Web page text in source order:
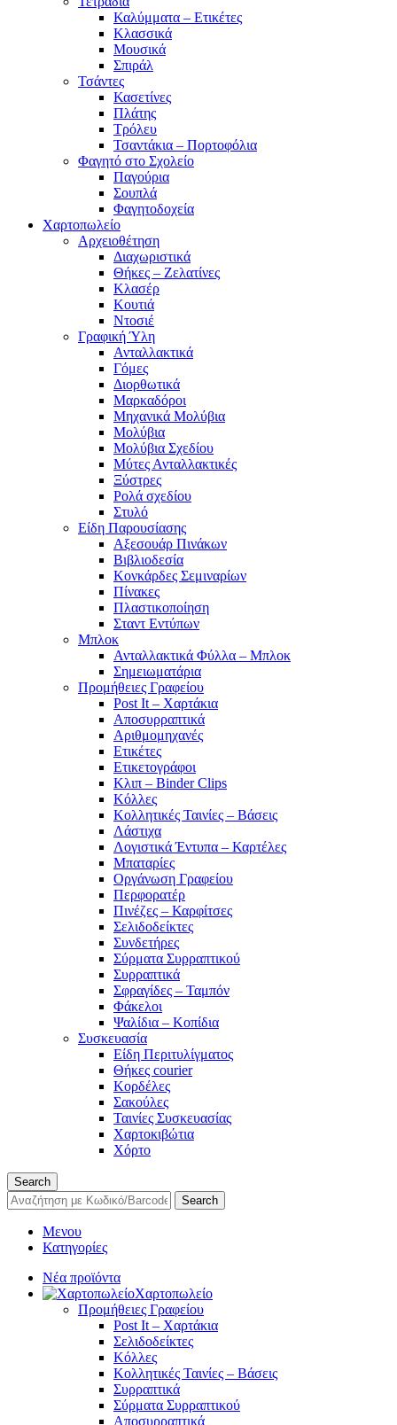
Καλύμματα – Ετικέτες
Κλασσικά
Μουσικά
Σπιράλ
Τσάντες
Κασετίνες
Πλάτης
Τρόλευ
Τσαντάκια – Πορτοφόλια
Φαγητό στο Σχολείο
Παγούρια
Σουπλά
Φαγητοδοχεία
Χαρτοπωλείο
Αρχειοθέτηση
Διαχωριστικά
Θήκες – Ζελατίνες
Κλασέρ
Κουτιά
Ντοσιέ
Γραφική Ύλη
Ανταλλακτικά
Γόμες
Διορθωτικά
Μαρκαδόροι
Μηχανικά Μολύβια
Μολύβια
Μολύβια Σχεδίου
Μύτες Ανταλλακτικές
Ξύστρες
Ρολά σχεδίου
Στυλό
Είδη Παρουσίασης
Αξεσουάρ Πινάκων
Βιβλιοδεσία
Κονκάρδες Σεμιναρίων
Πίνακες
Πλαστικοποίηση
Σταντ Εντύπων
Μπλοκ
Ανταλλακτικά Φύλλα – Μπλοκ
Σημειωματάρια
Προμήθειες Γραφείου
Post It – Χαρτάκια
Αποσυρραπτικά
Αριθμομηχανές
Ετικέτες
Ετικετογράφοι
Κλιπ – Binder Clips
Κόλλες
Κολλητικές Ταινίες – Βάσεις
Λάστιχα
Λογιστικά Έντυπα – Καρτέλες
Μπαταρίες
Οργάνωση Γραφείου
Περφορατέρ
Πινέζες – Καρφίτσες
Σελιδοδείκτες
Συνδετήρες
Σύρματα Συρραπτικού
Συρραπτικά
Σφραγίδες – Ταμπόν
Φάκελοι
Ψαλίδια – Κοπίδια
Συσκευασία
Είδη Περιτυλίγματος
Θήκες courier
Κορδέλες
Σακούλες
Ταινίες Συσκευασίας
Χαρτοκιβώτια
Χόρτο
Search
Search
Μενου
Κατηγορίες
Νέα προϊόντα
Χαρτοπωλείο
Προμήθειες Γραφείου
Post It – Χαρτάκια
Σελιδοδείκτες
Κόλλες
Κολλητικές Ταινίες – Βάσεις
Συρραπτικά
Σύρματα Συρραπτικού
Αποσυρραπτικά